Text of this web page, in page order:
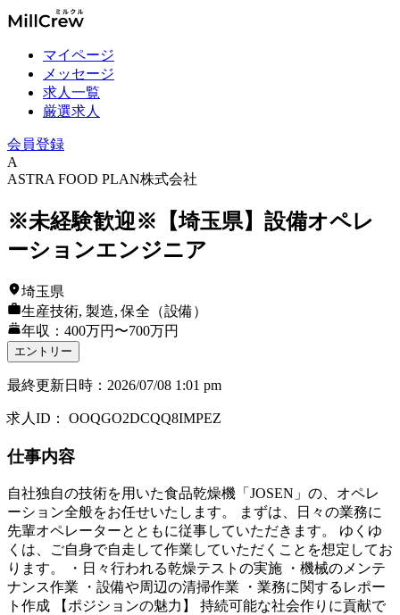
マイページ
メッセージ
求人一覧
厳選求人
会員登録
A
ASTRA FOOD PLAN株式会社
※未経験歓迎※【埼玉県】設備オペレ
ーションエンジニア
埼玉県
生産技術, 製造, 保全（設備）
年収：400万円〜700万円
エントリー
最終更新日時 ： 2026/07/08 1:01 pm
求人ID ： OOQGO2DCQQ8IMPEZ
仕事内容
自社独自の技術を用いた食品乾燥機「JOSEN」の、オペレ
ーション全般をお任せいたします。 まずは、日々の業務に
先輩オペレーターとともに従事していただきます。 ゆくゆ
くは、ご自身で自走して作業していただくことを想定してお
ります。 ・日々行われる乾燥テストの実施 ・機械のメンテ
ナンス作業 ・設備や周辺の清掃作業 ・業務に関するレポー
ト作成 【ポジションの魅力】 持続可能な社会作りに貢献で